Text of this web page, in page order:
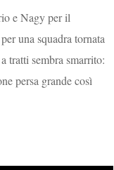
e Nagy per il
una squadra tornata
tratti sembra smarrito:
persa grande così